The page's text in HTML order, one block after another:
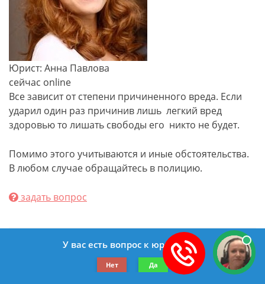
Юрист: Анна Павлова
сейчас online
Все зависит от степени причиненного вреда. Если
ударил один раз причинив лишь легкий вред
здоровью то лишать свободы его никто не будет.
Помимо этого учитываются и иные обстоятельства.
В любом случае обращайтесь в полицию.
задать вопрос
Была ли эта статья для вас полезной?
У вас есть вопрос к юристу?
Нет Да